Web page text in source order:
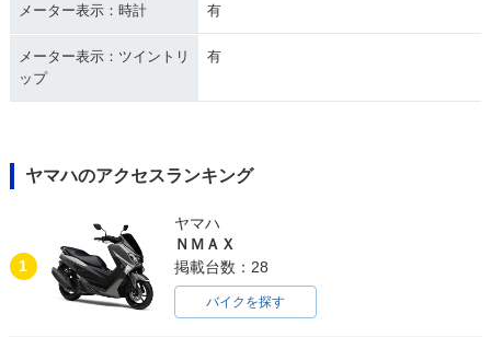
メーター表示：時計 有
メーター表示：ツイントリ
ップ
有
ヤマハのアクセスランキング
1
ヤマハ
ＮＭＡＸ
掲載台数：28
バイクを探す